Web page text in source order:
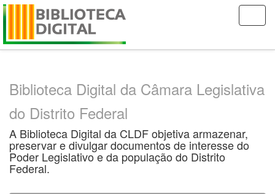
Skip
Biblioteca Digital da Câmara Legislativa
do Distrito Federal
A Biblioteca Digital da CLDF objetiva armazenar,
preservar e divulgar documentos de interesse do
Poder Legislativo e da população do Distrito
Federal.